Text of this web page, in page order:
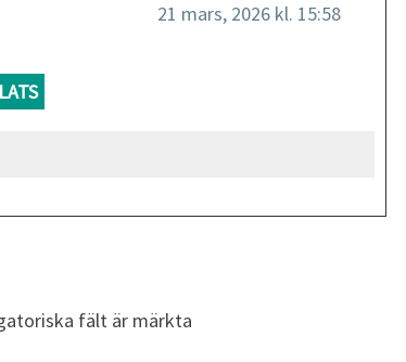
21 mars, 2026 kl. 15:58
fält är märkta